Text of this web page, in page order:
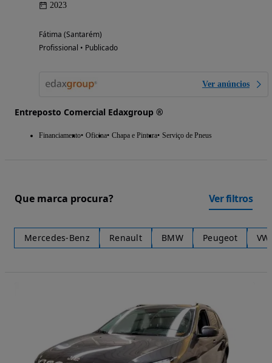
2023
Fátima (Santarém)
Profissional • Publicado
Ver anúncios
Entreposto Comercial Edaxgroup ®
Financiamento Oficina Chapa e Pintura Serviço de Pneus
Que marca procura? Ver filtros
Mercedes-Benz Renault BMW Peugeot VW